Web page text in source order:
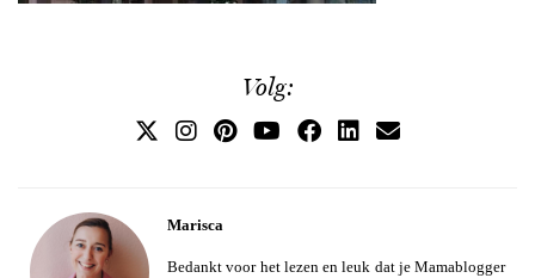
Volg:
Marisca
Bedankt voor het lezen en leuk dat je Mamablogger